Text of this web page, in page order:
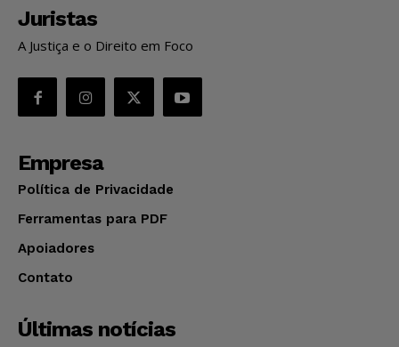
Juristas
A Justiça e o Direito em Foco
Empresa
Política de Privacidade
Ferramentas para PDF
Apoiadores
Contato
Últimas notícias